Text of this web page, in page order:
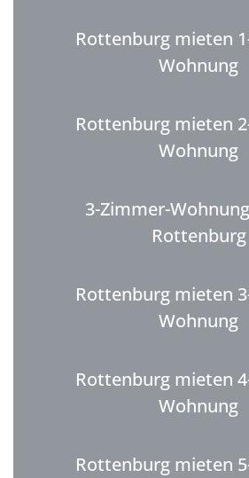
Rottenburg mieten
Wohnung
Rottenburg mieten
Wohnung
3-Zimmer-
Rottenburg
Rottenburg mieten
Wohnung
Rottenburg mieten
Wohnung
Rottenburg mieten